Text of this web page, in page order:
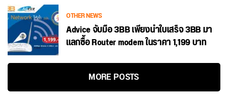
OTHER NEWS
Advice จับมือ 3BB เพียงนำใบเสร็จ 3BB มา
แลกซื้อ Router modem ในราคา 1,199 บาท
MORE POSTS